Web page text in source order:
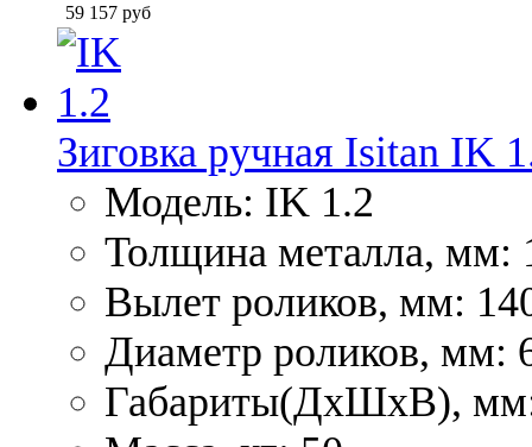
59 157 руб
Зиговка ручная Isitan IK
Модель: IK 1.2
Толщина металла, мм:
Вылет роликов, мм:
Диаметр роликов, мм:
Габариты(ДхШхВ),